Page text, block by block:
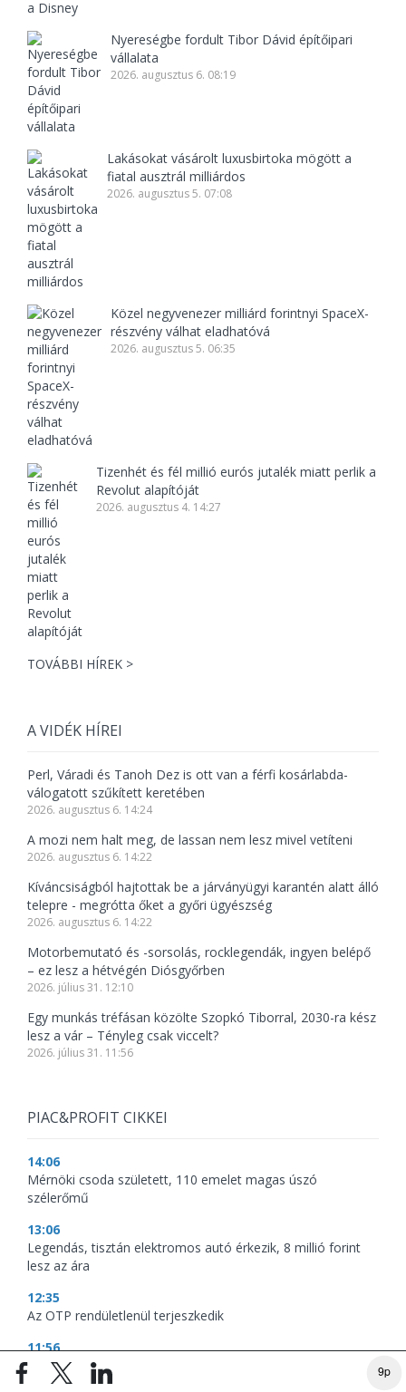
9p
Nyereségbe fordult Tibor Dávid építőipari
vállalata
2026. augusztus 6. 08:19
Lakásokat vásárolt luxusbirtoka mögött a
fiatal ausztrál milliárdos
2026. augusztus 5. 07:08
Közel negyvenezer milliárd forintnyi SpaceX-
részvény válhat eladhatóvá
2026. augusztus 5. 06:35
Tizenhét és fél millió eurós jutalék miatt perlik a
Revolut alapítóját
2026. augusztus 4. 14:27
TOVÁBBI HÍREK >
A VIDÉK HÍREI
Perl, Váradi és Tanoh Dez is ott van a férfi kosárlabda-
válogatott szűkített keretében
2026. augusztus 6. 14:24
A mozi nem halt meg, de lassan nem lesz mivel vetíteni
2026. augusztus 6. 14:22
Kíváncsiságból hajtottak be a járványügyi karantén alatt álló
telepre - megrótta őket a győri ügyészség
2026. augusztus 6. 14:22
Motorbemutató és -sorsolás, rocklegendák, ingyen belépő
– ez lesz a hétvégén Diósgyőrben
2026. július 31. 12:10
Egy munkás tréfásan közölte Szopkó Tiborral, 2030-ra kész
lesz a vár – Tényleg csak viccelt?
2026. július 31. 11:56
PIAC&PROFIT CIKKEI
14:06
Mérnöki csoda született, 110 emelet magas úszó
szélerőmű
13:06
Legendás, tisztán elektromos autó érkezik, 8 millió forint
lesz az ára
12:35
Az OTP rendületlenül terjeszkedik
11:56
Meglepetés az albérletpiacon, nincs roham